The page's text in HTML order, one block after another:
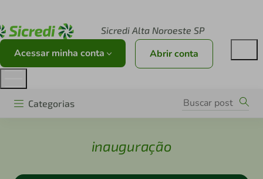
Sicredi Alta Noroeste SP
Acessar minha conta Abrir conta
Categorias
inauguração